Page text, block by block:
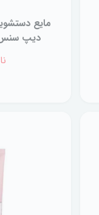
مایع
دیپ سنس 400 میلی